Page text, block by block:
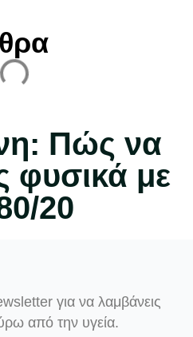
Πώς να
φυσικά με
20
για να λαμβάνεις
από την υγεία.